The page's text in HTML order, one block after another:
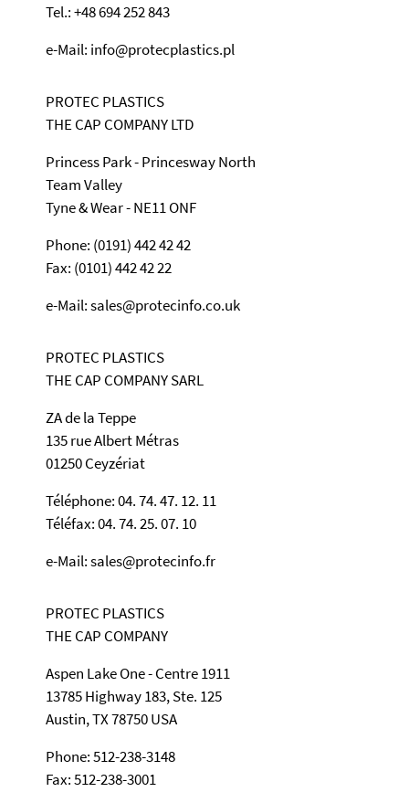
Tel.: +48 694 252 843
e-Mail: info@protecplastics.pl
PROTEC PLASTICS
THE CAP COMPANY LTD
Princess Park - Princesway North
Team Valley
Tyne & Wear - NE11 ONF
Phone: (0191) 442 42 42
Fax: (0101) 442 42 22
e-Mail: sales@protecinfo.co.uk
PROTEC PLASTICS
THE CAP COMPANY SARL
ZA de la Teppe
135 rue Albert Métras
01250 Ceyzériat
Téléphone: 04. 74. 47. 12. 11
Téléfax: 04. 74. 25. 07. 10
e-Mail: sales@protecinfo.fr
PROTEC PLASTICS
THE CAP COMPANY
Aspen Lake One - Centre 1911
13785 Highway 183, Ste. 125
Austin, TX 78750 USA
Phone: 512-238-3148
Fax: 512-238-3001